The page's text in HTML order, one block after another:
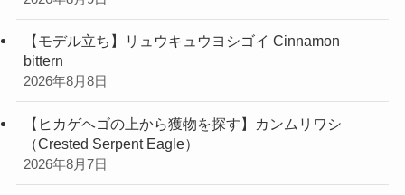
【モデル立ち】リュウキュウヨシゴイ Cinnamon
bittern
2026年8月8日
【ヒカゲヘゴの上から獲物を探す】カンムリワシ
（Crested Serpent Eagle）
2026年8月7日